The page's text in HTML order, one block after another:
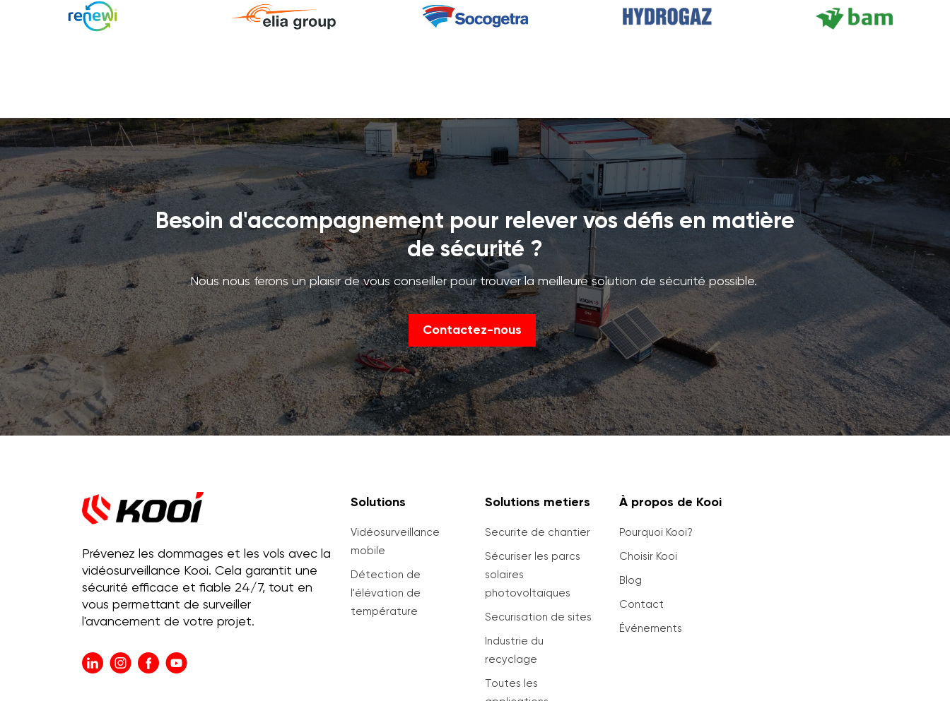
Besoin d'accompagnement pour relever vos défis en matière
de sécurité ?
Nous nous ferons un plaisir de vous conseiller pour trouver la meilleure solution de sécurité possible.
Contactez-nous
Prévenez les dommages et les vols avec la
vidéosurveillance Kooi. Cela garantit une
sécurité efficace et fiable 24/7, tout en
vous permettant de surveiller
l'avancement de votre projet.
Solutions
Vidéosurveillance
mobile
Détection de
l'élévation de
température
Solutions metiers
Securite de chantier
Sécuriser les parcs
solaires
photovoltaïques
Securisation de sites
Industrie du
recyclage
Toutes les
À propos de Kooi
Pourquoi Kooi?
Choisir Kooi
Blog
Contact
Événements